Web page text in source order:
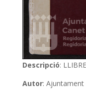
Descripció:
Autor: Ajuntament